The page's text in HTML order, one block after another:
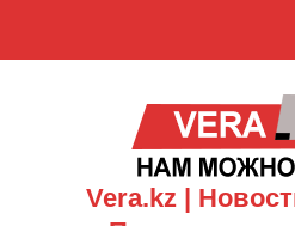
Vera.kz |